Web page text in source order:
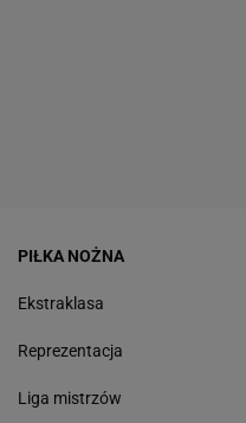
PIŁKA NOŻNA
Ekstraklasa
Reprezentacja
Liga mistrzów